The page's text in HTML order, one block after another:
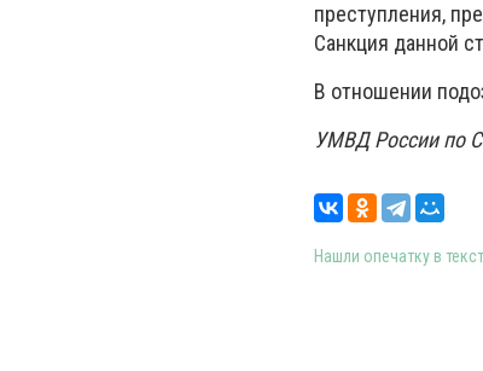
преступления,
Санкция данной
В отношении
УМВД России по
Нашли опечатку в